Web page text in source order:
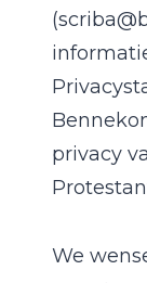
privacy
We